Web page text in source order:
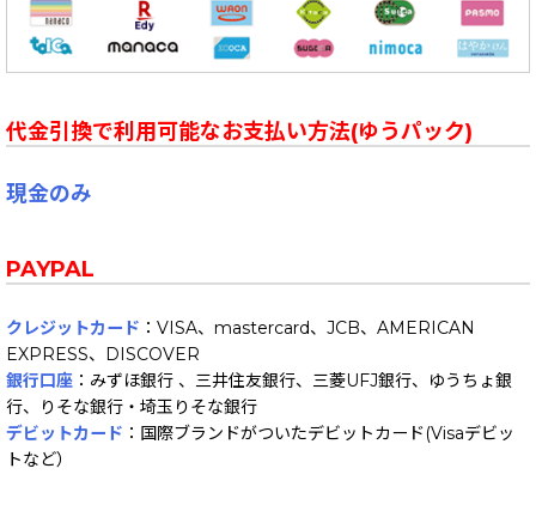
代金引換で利用可能なお支払い方法(ゆうパック)
現金のみ
PAYPAL
クレジットカード ：VISA、mastercard、JCB、AMERICAN
EXPRESS、DISCOVER
銀行口座 ：みずほ銀行 、三井住友銀行、三菱UFJ銀行、ゆうちょ銀
行、りそな銀行・埼玉りそな銀行
デビットカード ：国際ブランドがついたデビットカード(Visaデビッ
トなど）